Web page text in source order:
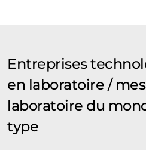
Entreprises
en laboratoire /
laboratoire du
type